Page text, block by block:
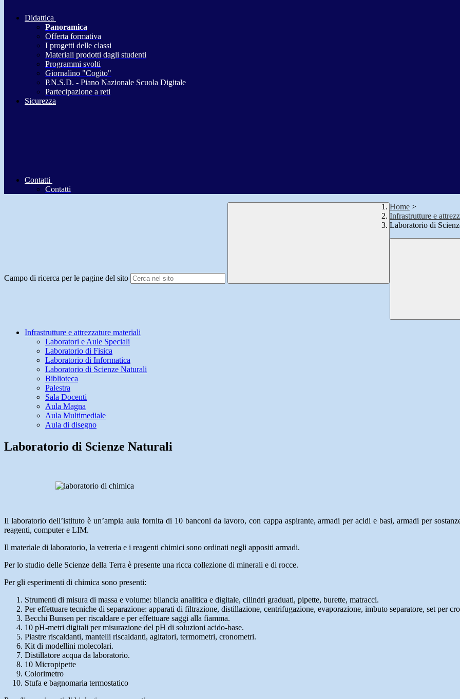
Didattica
Panoramica
Offerta formativa
I progetti delle classi
Materiali prodotti dagli studenti
Programmi svolti
Giornalino "Cogito"
P.N.S.D. - Piano Nazionale Scuola Digitale
Partecipazione a reti
Sicurezza
Contatti
Contatti
Campo di ricerca per le pagine del sito
Home >
Infrastrutture e
Laboratorio di
Infrastrutture e attrezzature materiali
Laboratori e Aule Speciali
Laboratorio di Fisica
Laboratorio di Informatica
Laboratorio di Scienze Naturali
Biblioteca
Palestra
Sala Docenti
Aula Magna
Aula Multimediale
Aula di disegno
Laboratorio di Scienze Naturali
Il laboratorio dell’istituto è un’ampia aula fornita di 10 banconi da lavoro, con cappa aspirante, armadi per acidi e basi, armadi per
reagenti, computer e LIM.
Il materiale di laboratorio, la vetreria e i reagenti chimici sono ordinati negli appositi armadi.
Per lo studio delle Scienze della Terra è presente una ricca collezione di minerali e di rocce.
Per gli esperimenti di chimica sono presenti:
Strumenti di misura di massa e volume: bilancia analitica e digitale, cilindri graduati, pipette, burette, matracci.
Per effettuare tecniche di separazione: apparati di filtrazione, distillazione, centrifugazione, evaporazione, imbuto separatore, set per
Becchi Bunsen per riscaldare e per effettuare saggi alla fiamma.
10 pH-metri digitali per misurazione del pH di soluzioni acido-base.
Piastre riscaldanti, mantelli riscaldanti, agitatori, termometri, cronometri.
Kit di modellini molecolari.
Distillatore acqua da laboratorio.
10 Micropipette
Colorimetro
Stufa e bagnomaria termostatico